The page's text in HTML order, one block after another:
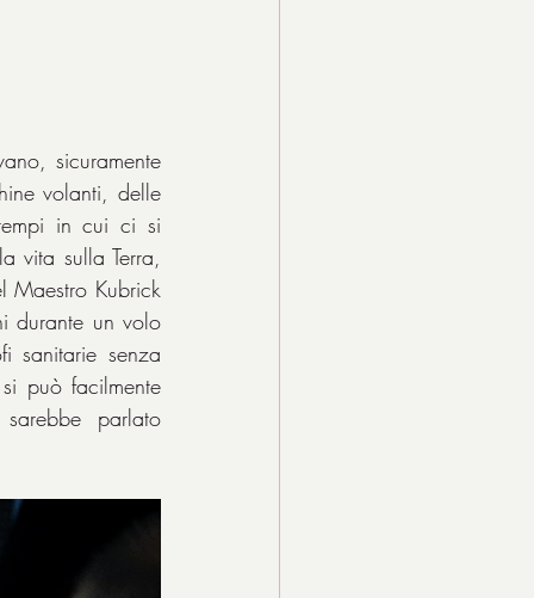
sicuramente
volanti, delle
in cui ci si
vita sulla Terra,
Maestro Kubrick
durante un volo
sanitarie senza
può facilmente
parlato